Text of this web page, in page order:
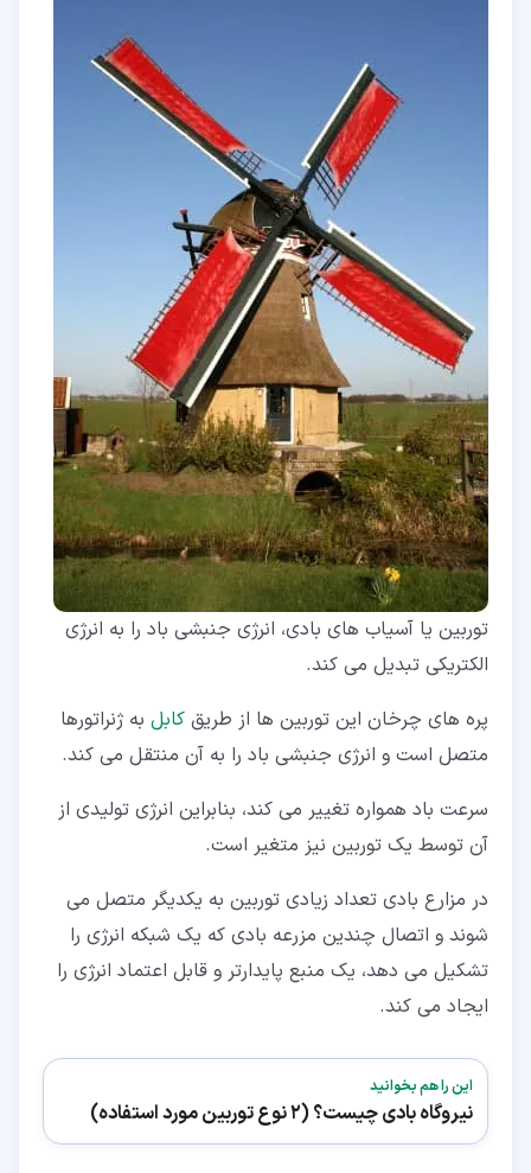
توربین یا آسیاب های بادی، انرژی جنبشی باد را به انرژی
الکتریکی تبدیل می کند.
پره های چرخان این توربین ها از طریق کابل به ژنراتورها
متصل است و انرژی جنبشی باد را به آن منتقل می کند.
سرعت باد همواره تغییر می کند، بنابراین انرژی تولیدی از
آن توسط یک توربین نیز متغیر است.
در مزارع بادی تعداد زیادی توربین به یکدیگر متصل می
شوند و اتصال چندین مزرعه بادی که یک شبکه انرژی را
تشکیل می دهد، یک منبع پایدارتر و قابل اعتماد انرژی را
ایجاد می کند.
این را هم بخوانید
نیروگاه بادی چیست؟ (2 نوع توربین مورد استفاده)